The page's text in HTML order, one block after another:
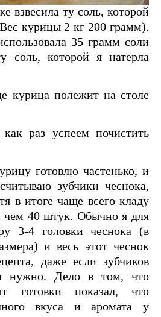
взвесила ту соль, которой
курицы 2 кг 200 грамм).
35 грамм соли
соль, которой я натерла
курица полежит на столе
раз успеем почистить
готовлю частенько, и
зубчики чеснока,
в итоге чаще всего кладу
чем 40 штук. Обычно я для
3-4 головки чеснока (в
и весь этот чеснок
даже если зубчиков
нужно. Дело в том, что
готовки показал, что
вкуса и аромата у